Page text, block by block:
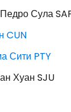
Сула
CUN
Сити PTY
Хуан SJU